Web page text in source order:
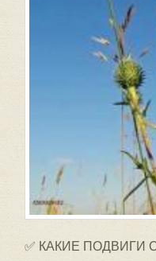
✅ КАКИЕ ПОДВИГИ